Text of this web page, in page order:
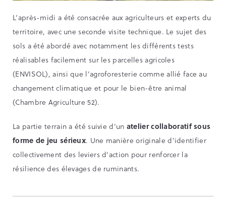
L’après-midi a été consacrée aux agriculteurs et experts du
territoire, avec une seconde visite technique. Le sujet des
sols a été abordé avec notamment les différents tests
réalisables facilement sur les parcelles agricoles
(ENVISOL), ainsi que l’agroforesterie comme allié face au
changement climatique et pour le bien-être animal
(Chambre Agriculture 52).
La partie terrain a été suivie d’un atelier collaboratif sous
forme de jeu sérieux. Une manière originale d’identifier
collectivement des leviers d’action pour renforcer la
résilience des élevages de ruminants.